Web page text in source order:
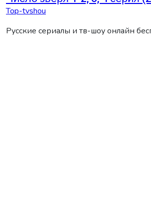
Top-tvshou
Русские сериалы и тв-шоу онлайн